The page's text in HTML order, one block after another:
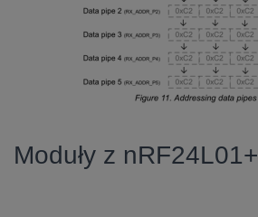
Moduły z nRF24L01+